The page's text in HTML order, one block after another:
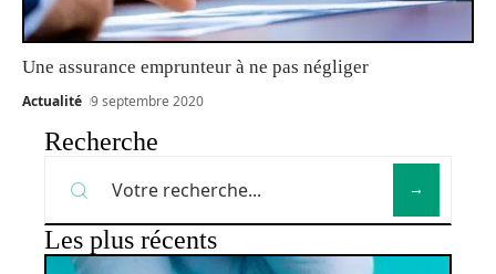
Une assurance emprunteur à ne pas négliger
Actualité 9 septembre 2020
Recherche
Les plus récents